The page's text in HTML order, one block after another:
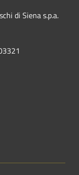
di Siena s.p.a.